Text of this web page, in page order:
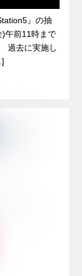
』の抽
午前11時まで
過去に実施し